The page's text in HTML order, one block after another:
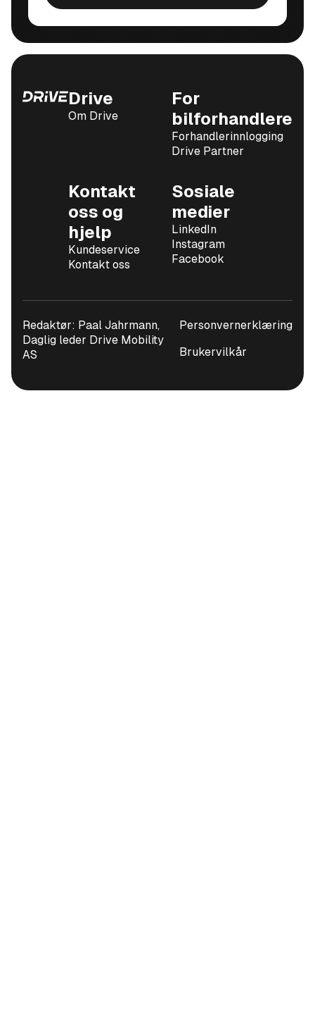
Drive
Om Drive
For
bilforhandlere
Forhandlerinnlogging
Drive Partner
Kontakt
oss og
hjelp
Kundeservice
Kontakt oss
Sosiale
medier
LinkedIn
Instagram
Facebook
Redaktør: Paal Jahrmann,
Daglig leder Drive Mobility
AS
Personvernerklæring
Brukervilkår